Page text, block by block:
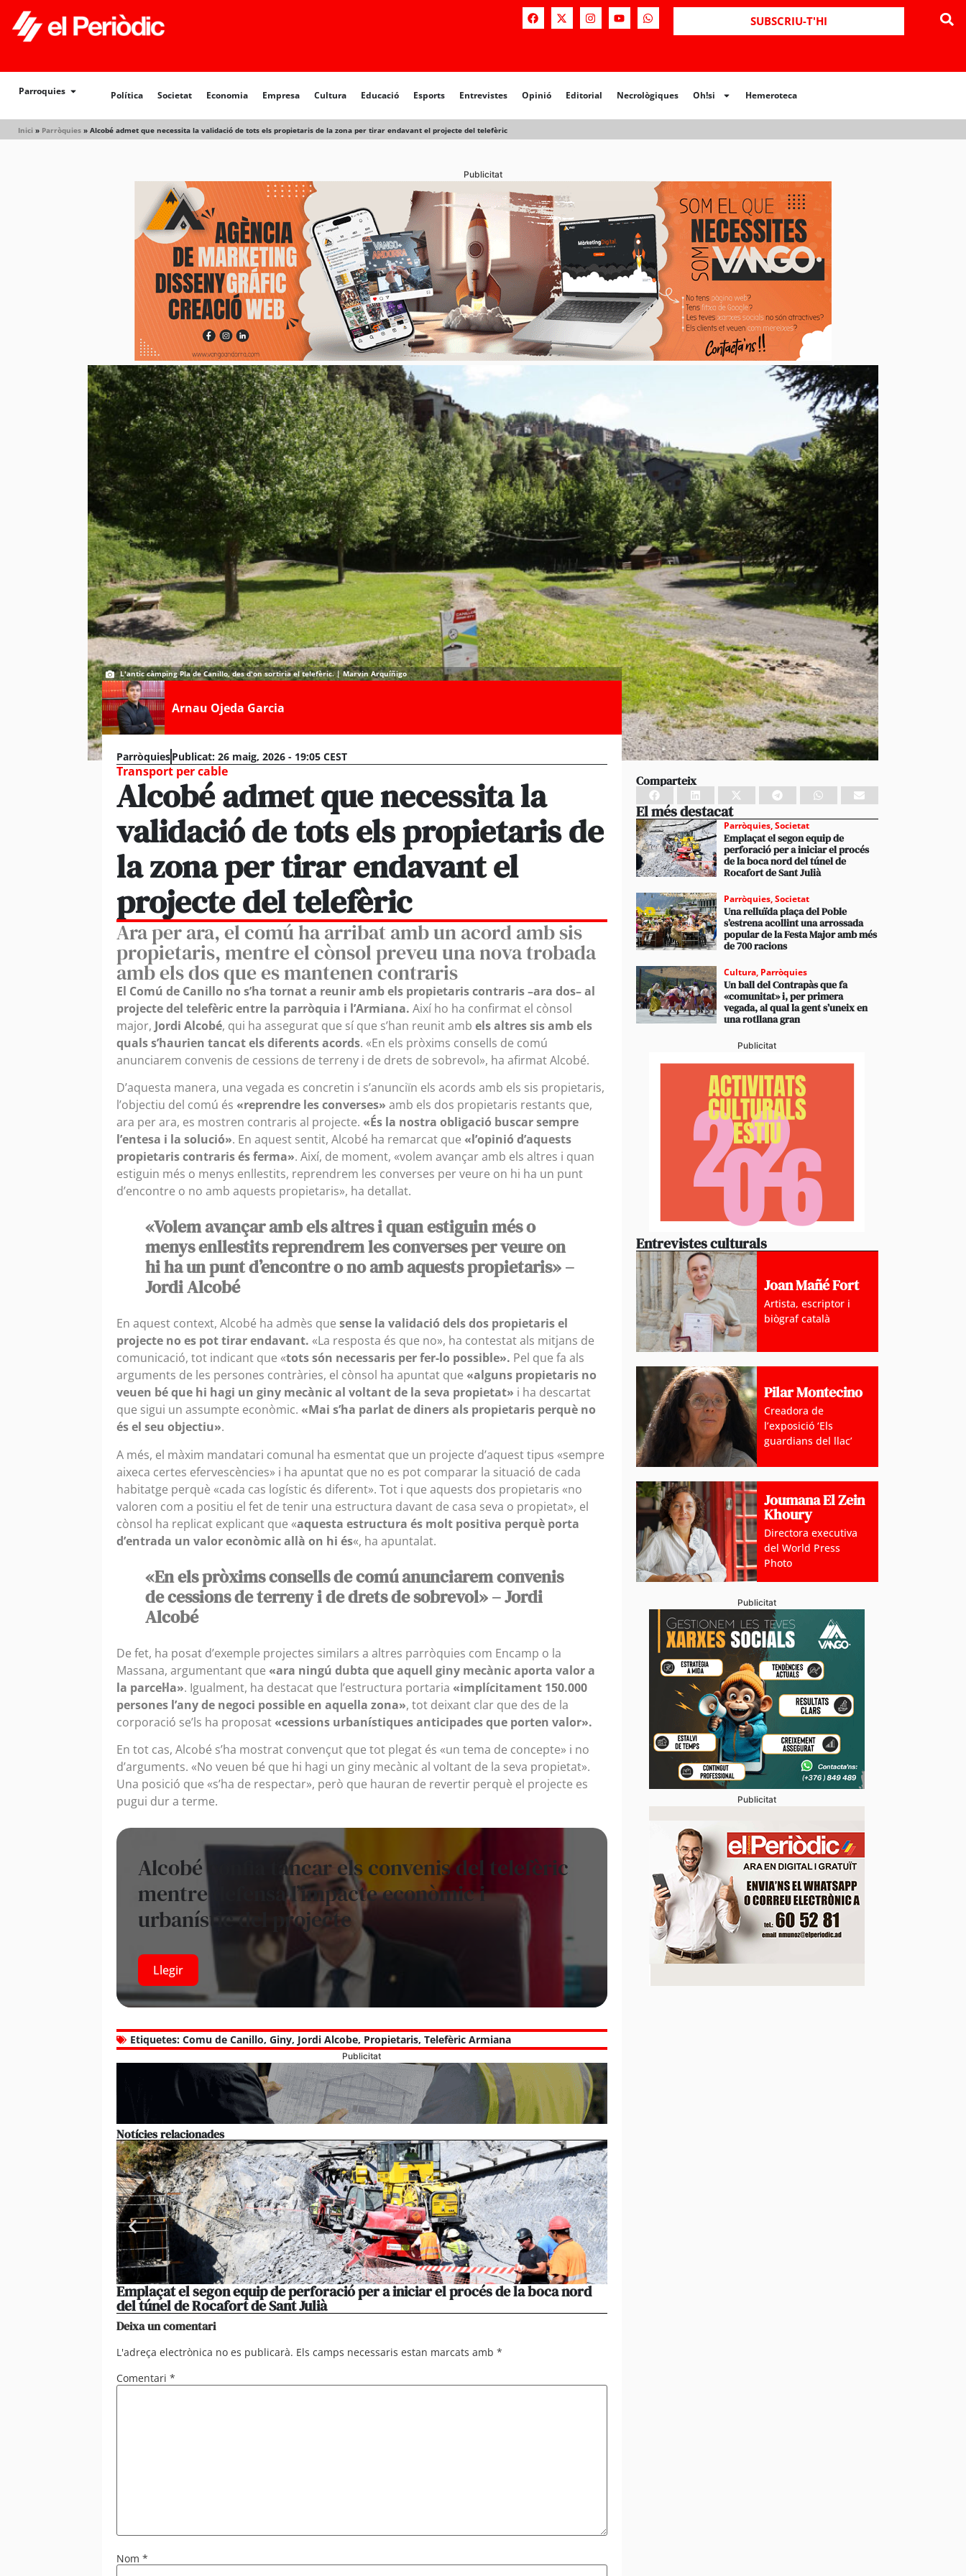
SUBSCRIU-T'HI
Parroquies Política Societat Economia Empresa Cultura Educació Esports Entrevistes Opinió Editorial Necrològiques Oh!si Hemeroteca
Inici » Parròquies » Alcobé admet que necessita la validació de tots els propietaris de la zona per tirar endavant el projecte del telefèric
Política Societat Opinió Editorial Necrològiques Hemeroteca
Publicitat
L'antic càmping Pla de Canillo, des d'on sortiria el telefèric. | Marvin Arquíñigo
Arnau Ojeda Garcia
ParròquiesPublicat: 26 maig, 2026 - 19:05 CEST
Transport per cable
Alcobé admet que necessita la
validació de tots els propietaris de
la zona per tirar endavant el
projecte del telefèric
Ara per ara, el comú ha arribat amb un acord amb sis
propietaris, mentre el cònsol preveu una nova trobada
amb els dos que es mantenen contraris
El Comú de Canillo no s’ha tornat a reunir amb els propietaris contraris –ara dos– al
projecte del telefèric entre la parròquia i l’Armiana. Així ho ha confirmat el cònsol
major, Jordi Alcobé, qui ha assegurat que sí que s’han reunit amb els altres sis amb els
quals s’haurien tancat els diferents acords. «En els pròxims consells de comú
anunciarem convenis de cessions de terreny i de drets de sobrevol», ha afirmat Alcobé.
D’aquesta manera, una vegada es concretin i s’anunciïn els acords amb els sis propietaris,
l’objectiu del comú és «reprendre les converses» amb els dos propietaris restants que,
ara per ara, es mostren contraris al projecte. «És la nostra obligació buscar sempre
l’entesa i la solució». En aquest sentit, Alcobé ha remarcat que «l’opinió d’aquests
propietaris contraris és ferma». Així, de moment, «volem avançar amb els altres i quan
estiguin més o menys enllestits, reprendrem les converses per veure on hi ha un punt
d’encontre o no amb aquests propietaris», ha detallat.
«Volem avançar amb els altres i quan estiguin més o
menys enllestits reprendrem les converses per veure on
hi ha un punt d’encontre o no amb aquests propietaris» –
Jordi Alcobé
En aquest context, Alcobé ha admès que sense la validació dels dos propietaris el
projecte no es pot tirar endavant. «La resposta és que no», ha contestat als mitjans de
comunicació, tot indicant que «tots són necessaris per fer-lo possible». Pel que fa als
arguments de les persones contràries, el cònsol ha apuntat que «alguns propietaris no
veuen bé que hi hagi un giny mecànic al voltant de la seva propietat» i ha descartat
que sigui un assumpte econòmic. «Mai s’ha parlat de diners als propietaris perquè no
és el seu objectiu».
A més, el màxim mandatari comunal ha esmentat que un projecte d’aquest tipus «sempre
aixeca certes efervescències» i ha apuntat que no es pot comparar la situació de cada
habitatge perquè «cada cas logístic és diferent». Tot i que aquests dos propietaris «no
valoren com a positiu el fet de tenir una estructura davant de casa seva o propietat», el
cònsol ha replicat explicant que «aquesta estructura és molt positiva perquè porta
d’entrada un valor econòmic allà on hi és«, ha apuntalat.
«En els pròxims consells de comú anunciarem convenis
de cessions de terreny i de drets de sobrevol» – Jordi
Alcobé
De fet, ha posat d’exemple projectes similars a altres parròquies com Encamp o la
Massana, argumentant que «ara ningú dubta que aquell giny mecànic aporta valor a
la parcel·la». Igualment, ha destacat que l’estructura portaria «implícitament 150.000
persones l’any de negoci possible en aquella zona», tot deixant clar que des de la
corporació se’ls ha proposat«cessions urbanístiques anticipades que porten valor».
En tot cas, Alcobé s’ha mostrat convençut que tot plegat és «un tema de concepte» i no
d’arguments. «No veuen bé que hi hagi un giny mecànic al voltant de la seva propietat».
Una posició que «s’ha de respectar», però que hauran de revertir perquè el projecte es
pugui dur a terme.
Alcobé confia tancar els convenis del telefèric
mentre defensa l’impacte econòmic i
urbanístic del projecte
Llegir
Etiquetes: Comu de Canillo, Giny, Jordi Alcobe, Propietaris, Telefèric Armiana
Publicitat
Notícies relacionades
Emplaçat el segon equip de perforació per a iniciar el procés de la boca nord
del túnel de Rocafort de Sant Julià
Una relluïda plaça del Poble s’estrena acollint una
Deixa un comentari
L'adreça electrònica no es publicarà. Els camps necessaris estan marcats amb *
Comentari *
Nom *
Comparteix
El més destacat
Parròquies,Societat
Emplaçat el segon equip de
perforació per a iniciar el procés
de la boca nord del túnel de
Rocafort de Sant Julià
Parròquies,Societat
Una relluïda plaça del Poble
s’estrena acollint una arrossada
popular de la Festa Major amb més
de 700 racions
Cultura, Parròquies
Un ball del Contrapàs que fa
«comunitat» i, per primera
vegada, al qual la gent s’uneix en
una rotllana gran
Publicitat
Entrevistes culturals
Joan Mañé Fort
Artista, escriptor i
biògraf català
Pilar Montecino
Creadora de
l’exposició ‘Els
guardians del llac’
Joumana El Zein
Khoury
Directora executiva
del World Press
Photo
Publicitat
Publicitat